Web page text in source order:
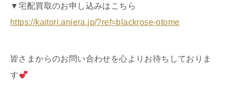
▼宅配買取のお申し込みはこちら
https://kaitori.aniera.jp/?ref=blackrose-otome
皆さまからのお問い合わせを心よりお待ちしておりま
す